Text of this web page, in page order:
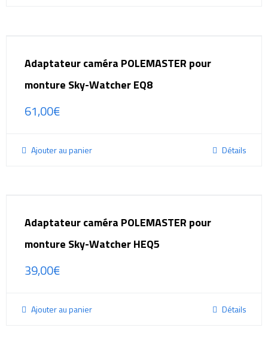
Adaptateur caméra POLEMASTER pour
monture Sky-Watcher EQ8
61,00€
Ajouter au panier Détails
Adaptateur caméra POLEMASTER pour
monture Sky-Watcher HEQ5
39,00€
Ajouter au panier Détails